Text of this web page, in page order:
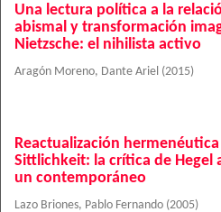
Una lectura política a la
abismal y transformación
Nietzsche: el nihilista activo
Aragón Moreno, Dante Ariel (2015)
Reactualización
Sittlichkeit: la crítica de Hegel
un contemporáneo
Lazo Briones, Pablo Fernando (2005)